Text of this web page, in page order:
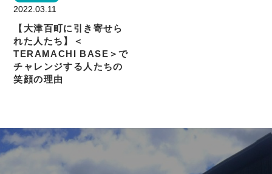
2022.03.11
【大津百町に引き寄せら
れた人たち】＜
TERAMACHI BASE＞で
チャレンジする人たちの
笑顔の理由